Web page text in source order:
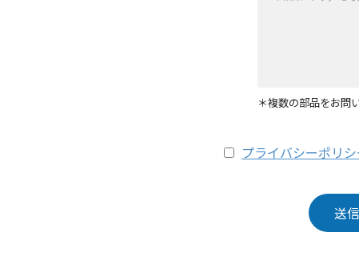
＊複数の部品をお問
プライバシーポリシ